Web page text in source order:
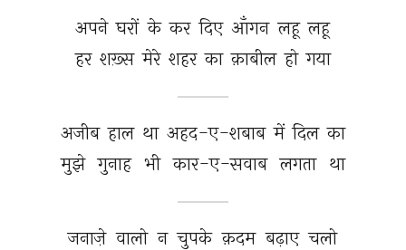
अपने घरों के कर दिए आँगन लहू लहू
हर शख़्स मेरे शहर का क़ाबील हो गया
अजीब हाल था अहद-ए-शबाब में दिल का
मुझे गुनाह भी कार-ए-सवाब लगता था
जनाज़े वालो न चुपके क़दम बढ़ाए चलो